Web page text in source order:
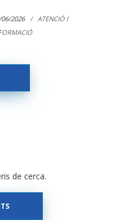
06/2026
ATENCIÓ I
de cerca.